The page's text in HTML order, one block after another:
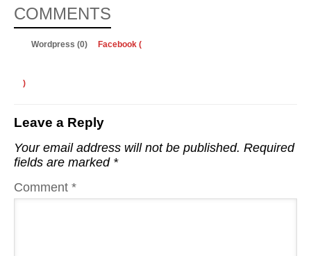
COMMENTS
Wordpress (0) Facebook (
)
Leave a Reply
Your email address will not be published. Required
fields are marked *
Comment *